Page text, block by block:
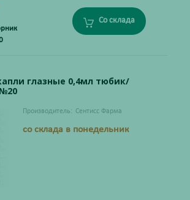
Со склада
глазные 0,4мл тюбик/
Производитель: Сентисс Фарма
со склада в понедельник